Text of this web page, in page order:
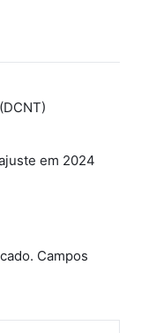
em 2024
Campos